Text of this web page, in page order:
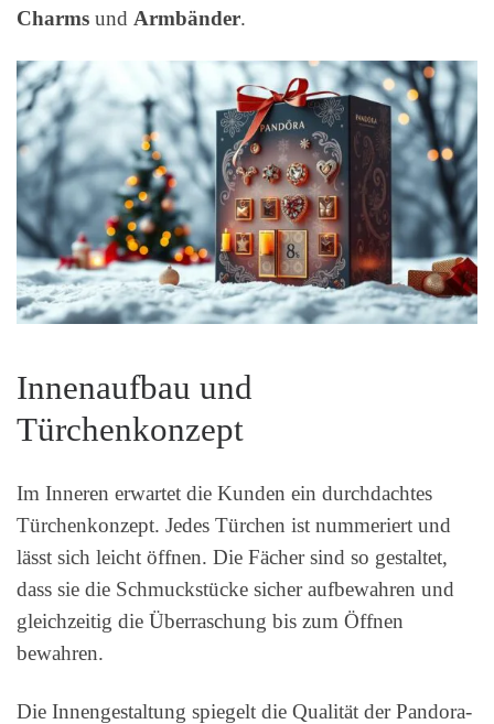
Charms und Armbänder.
Innenaufbau und
Türchenkonzept
Im Inneren erwartet die Kunden ein durchdachtes
Türchenkonzept. Jedes Türchen ist nummeriert und
lässt sich leicht öffnen. Die Fächer sind so gestaltet,
dass sie die Schmuckstücke sicher aufbewahren und
gleichzeitig die Überraschung bis zum Öffnen
bewahren.
Die Innengestaltung spiegelt die Qualität der Pandora-